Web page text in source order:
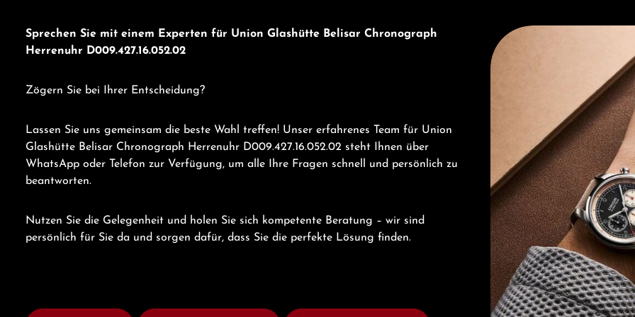
Sprechen Sie mit einem Experten für Union Glashütte Belisar Chronograph
Herrenuhr D009.427.16.052.02
Zögern Sie bei Ihrer Entscheidung?
Lassen Sie uns gemeinsam die beste Wahl treffen! Unser erfahrenes Team für Union
Glashütte Belisar Chronograph Herrenuhr D009.427.16.052.02 steht Ihnen über
WhatsApp oder Telefon zur Verfügung, um alle Ihre Fragen schnell und persönlich zu
beantworten.
Nutzen Sie die Gelegenheit und holen Sie sich kompetente Beratung – wir sind
persönlich für Sie da und sorgen dafür, dass Sie die perfekte Lösung finden.
Entdecken Sie Union